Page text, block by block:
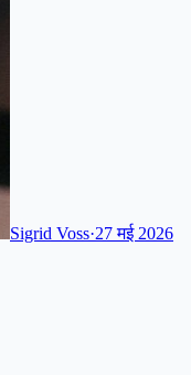
Sigrid Voss·27 मई 2026